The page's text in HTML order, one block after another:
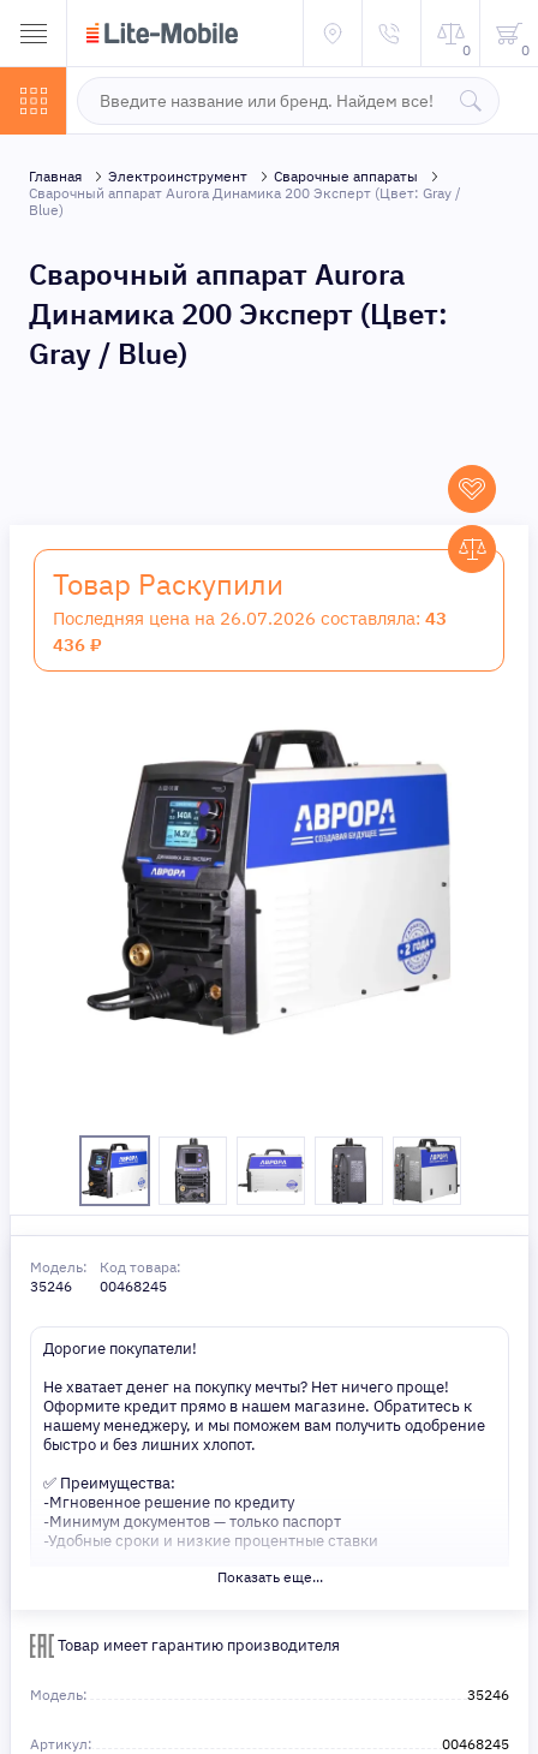
0 0
Главная Электроинструмент
Сварочные аппараты
Сварочный аппарат Aurora Динамика 200 Эксперт (Цвет: Gray /
Blue)
Сварочный аппарат Aurora
Динамика 200 Эксперт (Цвет:
Gray / Blue)
Товар Раскупили
Последняя цена на 26.07.2026 составляла: 43
436 ₽
Модель:
35246
Код товара:
00468245
Дорогие покупатели!
Не хватает денег на покупку мечты? Нет ничего проще!
Оформите кредит прямо в нашем магазине. Обратитесь к
нашему менеджеру, и мы поможем вам получить одобрение
быстро и без лишних хлопот.
✅ Преимущества:
-Мгновенное решение по кредиту
-Минимум документов — только паспорт
-Удобные сроки и низкие процентные ставки
Не откладывайте свои желания на потом! Получите то, что
Показать еще...
Товар имеет гарантию производителя
Модель: 35246
Артикул: 00468245